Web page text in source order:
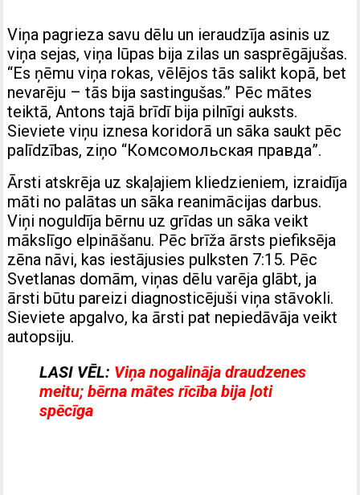
Viņa pagrieza savu dēlu un ieraudzīja asinis uz
viņa sejas, viņa lūpas bija zilas un sasprēgājušas.
“Es ņēmu viņa rokas, vēlējos tās salikt kopā, bet
nevarēju – tās bija sastingušas.” Pēc mātes
teiktā, Antons tajā brīdī bija pilnīgi auksts.
Sieviete viņu iznesa koridorā un sāka saukt pēc
palīdzības, ziņo “Комсомольская правда”.
Ārsti atskrēja uz skaļajiem kliedzieniem, izraidīja
māti no palātas un sāka reanimācijas darbus.
Viņi noguldīja bērnu uz grīdas un sāka veikt
mākslīgo elpināšanu. Pēc brīža ārsts piefiksēja
zēna nāvi, kas iestājusies pulksten 7:15. Pēc
Svetlanas domām, viņas dēlu varēja glābt, ja
ārsti būtu pareizi diagnosticējuši viņa stāvokli.
Sieviete apgalvo, ka ārsti pat nepiedāvāja veikt
autopsiju.
LASI VĒL: Viņa nogalināja draudzenes
meitu; bērna mātes rīcība bija ļoti
spēcīga